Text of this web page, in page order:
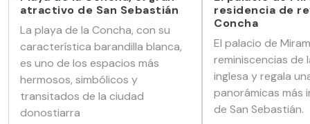
atractivo de San Sebastián
La playa de la Concha, con su
característica barandilla blanca,
es uno de los espacios más
hermosos, simbólicos y
transitados de la ciudad
donostiarra
residencia de
Concha
El palacio de
reminiscencias de
inglesa y regala
panorámicas más
de San Sebastián.